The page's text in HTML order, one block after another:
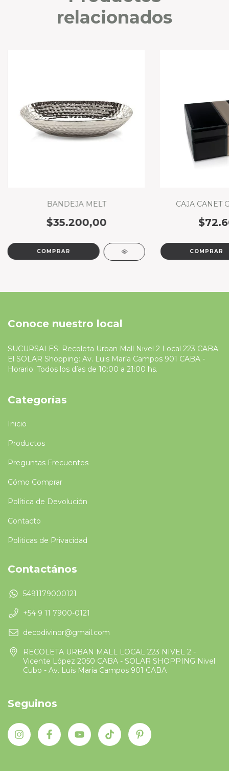
relacionados
BANDEJA MELT
$35.200,00
CAJA CANET
Conoce nuestro local
SUCURSALES: Recoleta Urban Mall Nivel 2 Local 223 CABA
El SOLAR Shopping: Av. Luis María Campos 901 CABA -
Horario: Todos los días de 10:00 a 21:00 hs.
Categorías
Inicio
Productos
Preguntas Frecuentes
Cómo Comprar
Política de Devolución
Contacto
Politicas de Privacidad
Contactános
5491179000121
+54 9 11 7900-0121
decodivinor@gmail.com
RECOLETA URBAN MALL LOCAL 223 NIVEL 2 -
Vicente López 2050 CABA - SOLAR SHOPPING Nivel
Cubo - Av. Luis María Campos 901 CABA
Seguinos